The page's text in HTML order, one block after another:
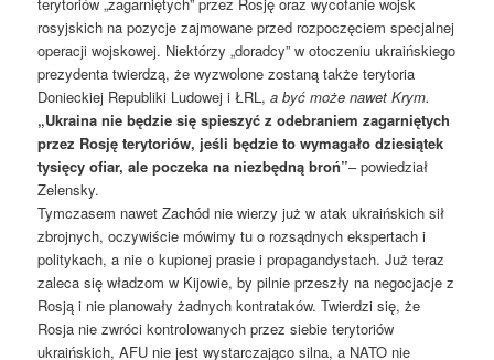
rosyjskich na pozycje zajmowane przed rozpoczęciem specjalnej
operacji wojskowej. Niektórzy „doradcy” w otoczeniu ukraińskiego
prezydenta twierdzą, że wyzwolone zostaną także terytoria
Donieckiej Republiki Ludowej i ŁRL,a być może nawet Krym.
„Ukraina nie będzie się spieszyć z odebraniem zagarniętych
przez Rosję terytoriów, jeśli będzie to wymagało dziesiątek
tysięcy ofiar, ale poczeka na niezbędną broń”– powiedział
Zelensky.
Tymczasem nawet Zachód nie wierzy już w atak ukraińskich sił
zbrojnych, oczywiście mówimy tu o rozsądnych ekspertach i
politykach, a nie o kupionej prasie i propagandystach. Już teraz
zaleca się władzom w Kijowie, by pilnie przeszły na negocjacje z
Rosją i nie planowały żadnych kontrataków. Twierdzi się, że
Rosja nie zwróci kontrolowanych przez siebie terytoriów
ukraińskich, AFU nie jest wystarczająco silna, a NATO nie